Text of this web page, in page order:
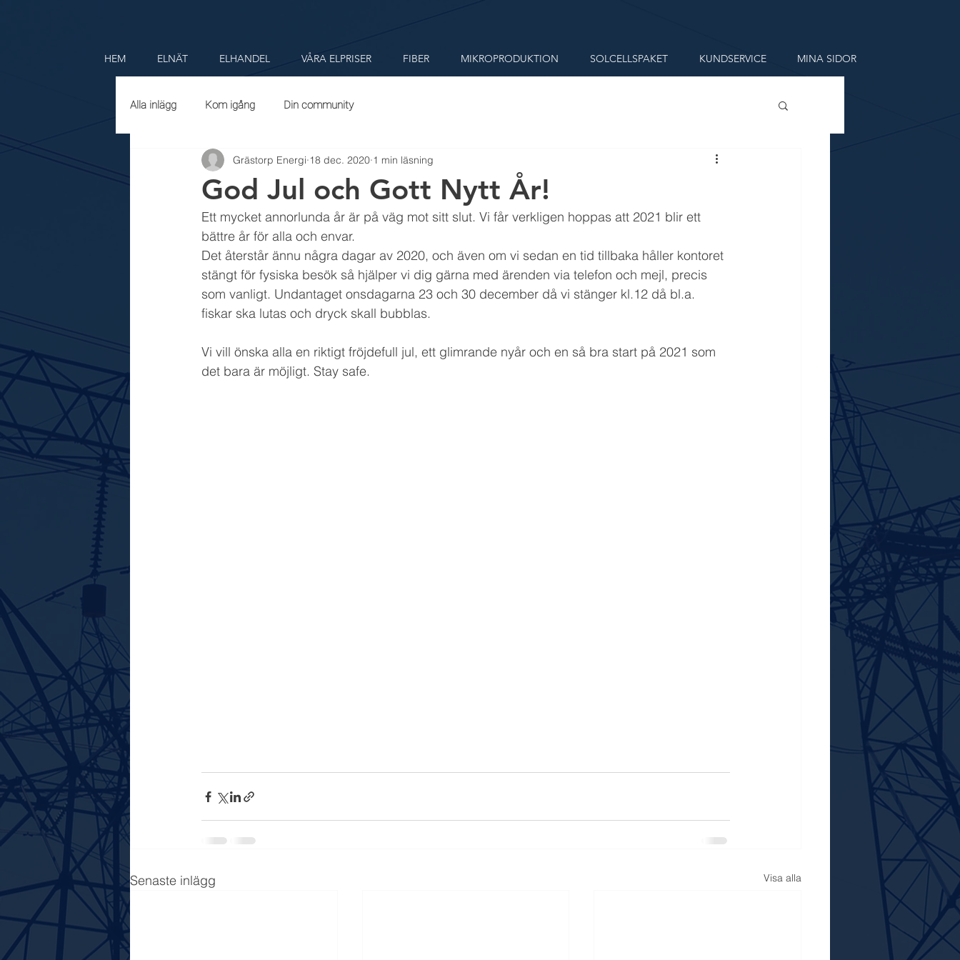
HEM ELNÄT ELHANDEL VÅRA ELPRISER FIBER MIKROPRODUKTION SOLCELLSPAKET KUNDSERVICE MINA SIDOR
Alla inlägg Kom igång Din community
God Jul och Gott Nytt År!
Grästorp Energi 18 dec. 2020 1 min läsning
Ett mycket annorlunda år är på väg mot sitt slut. Vi får verkligen hoppas att 2021 blir ett
bättre år för alla och envar.
Det återstår ännu några dagar av 2020, och även om vi sedan en tid tillbaka håller kontoret
stängt för fysiska besök så hjälper vi dig gärna med ärenden via telefon och mejl, precis
som vanligt. Undantaget onsdagarna 23 och 30 december då vi stänger kl.12 då bl.a.
fiskar ska lutas och dryck skall bubblas.
Vi vill önska alla en riktigt fröjdefull jul, ett glimrande nyår och en så bra start på 2021 som
det bara är möjligt. Stay safe.
Senaste inlägg Visa alla